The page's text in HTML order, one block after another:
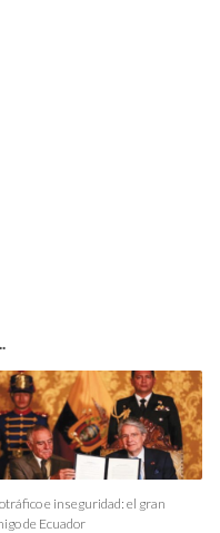
e inseguridad: el gran
de Ecuador